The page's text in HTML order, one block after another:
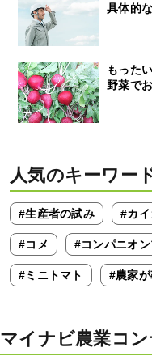
具体的
もった
野菜で
人気のキーワー
#生産者の試み #カ
#コメ #コンパニオ
#ミニトマト #農家
マイナビ農業コ